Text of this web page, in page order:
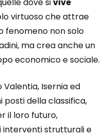
virtuoso che attrae
fenomeno non solo
ma crea anche un
economico e sociale.
Isernia ed
posti della classifica,
il loro futuro,
interventi strutturali e